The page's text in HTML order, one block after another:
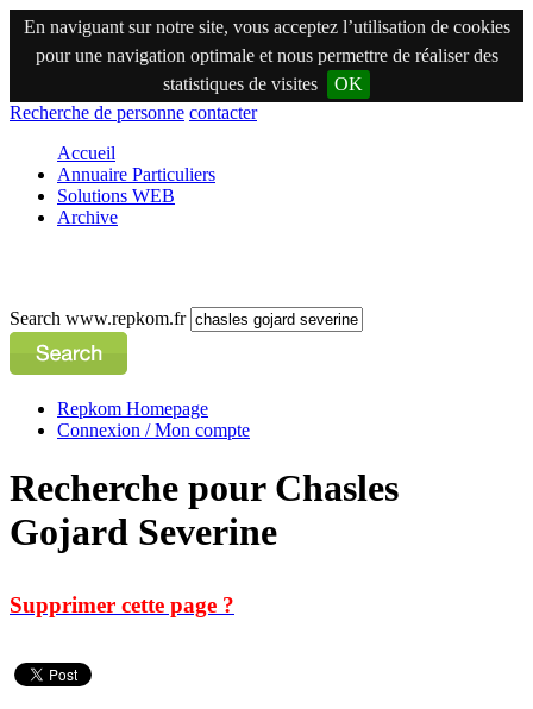
En naviguant sur notre site, vous acceptez l’utilisation de cookies
pour une navigation optimale et nous permettre de réaliser des
statistiques de visites
OK
Recherche de personne contacter
Accueil
Annuaire Particuliers
Solutions WEB
Archive
Search www.repkom.fr
Repkom Homepage
Connexion / Mon compte
Recherche pour Chasles
Gojard Severine
Supprimer cette page ?